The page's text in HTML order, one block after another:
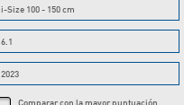
i-Size 100 - 150 cm
6.1
2023
Comparar con la mayor puntuación